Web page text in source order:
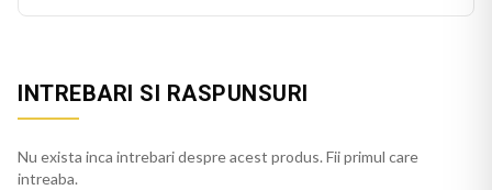
INTREBARI SI RASPUNSURI
Nu exista inca intrebari despre acest produs. Fii primul care
intreaba.